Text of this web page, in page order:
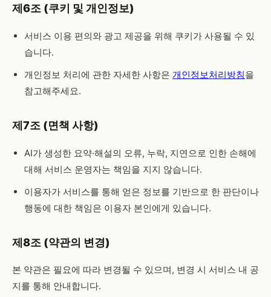
제6조 (쿠키 및 개인정보)
서비스 이용 편의와 광고 제공을 위해 쿠키가 사용될 수 있
습니다.
개인정보 처리에 관한 자세한 사항은 개인정보처리방침을
참고해주세요.
제7조 (면책 사항)
AI가 생성한 요약·해설의 오류, 누락, 지연으로 인한 손해에
대해 서비스 운영자는 책임을 지지 않습니다.
이용자가 서비스를 통해 얻은 정보를 기반으로 한 판단이나
행동에 대한 책임은 이용자 본인에게 있습니다.
제8조 (약관의 변경)
본 약관은 필요에 따라 변경될 수 있으며, 변경 시 서비스 내 공
지를 통해 안내합니다.